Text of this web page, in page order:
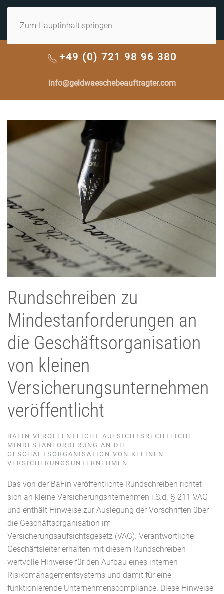
Zum Hauptinhalt springen
+49 (0) 721 98 96 380
info@geldwaeschebeauftragter.com
Rundschreiben zu
Mindestanforderungen an
die Geschäftsorganisation
von kleinen
Versicherungsunternehmen
veröffentlicht
BAFIN VERÖFFENTLICHT AUFSICHTSRECHTLICHE
MINDESTANFORDERUNG AN DIE
GESCHÄFTSORGANISATION VON KLEINEN
VERSICHERUNGSUNTERNEHMEN
Das von der BaFin veröffentlichte Rundschreiben richtet
sich an kleine Versicherungsnternehmen i.S.d. § 211 VAG
und enthält Hinweise zur Auslegung der Vorschriften über
die Geschäftsorganisation im
Versicherungsaufsichtsgesetz (VAG). Verantwortliche
Geschäftsleiter erhalten mit diesem Rundschreiben
wertvolle Hinweise für den Aufbau eines internen
Risikomanagementsystems und damit für eine
funktionierende Unternehmenscompliance. Diese Hinweise